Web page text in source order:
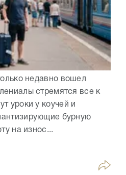
недавно вошел
стремятся все к
уроки у коучей и
бурную
на износ...